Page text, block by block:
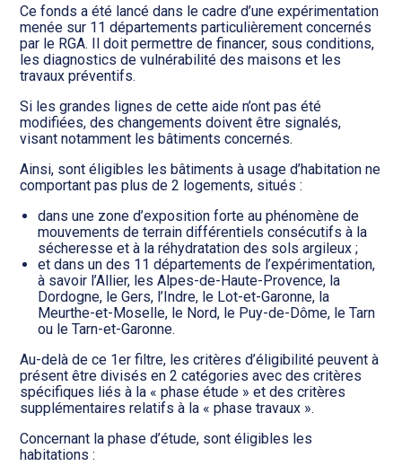
Ce fonds a été lancé dans le cadre d’une expérimentation
menée sur 11 départements particulièrement concernés
par le RGA. Il doit permettre de financer, sous conditions,
les diagnostics de vulnérabilité des maisons et les
travaux préventifs.
Si les grandes lignes de cette aide n’ont pas été
modifiées, des changements doivent être signalés,
visant notamment les bâtiments concernés.
Ainsi, sont éligibles les bâtiments à usage d’habitation ne
comportant pas plus de 2 logements, situés :
dans une zone d’exposition forte au phénomène de
mouvements de terrain différentiels consécutifs à la
sécheresse et à la réhydratation des sols argileux ;
et dans un des 11 départements de l’expérimentation,
à savoir l’Allier, les Alpes-de-Haute-Provence, la
Dordogne, le Gers, l’Indre, le Lot-et-Garonne, la
Meurthe-et-Moselle, le Nord, le Puy-de-Dôme, le Tarn
ou le Tarn-et-Garonne.
Au-delà de ce 1er filtre, les critères d’éligibilité peuvent à
présent être divisés en 2 catégories avec des critères
spécifiques liés à la « phase étude » et des critères
supplémentaires relatifs à la « phase travaux ».
Concernant la phase d’étude, sont éligibles les
habitations :